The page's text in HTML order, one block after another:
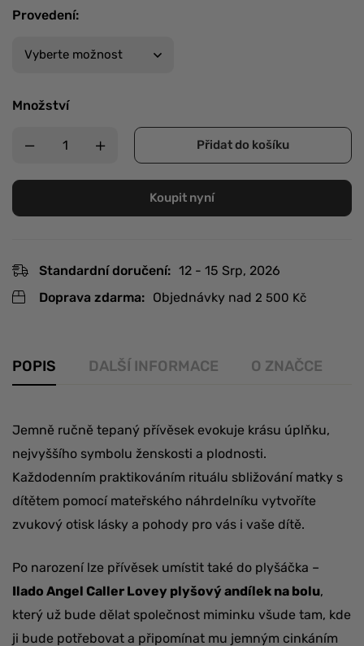
Provedení:
Množství
Přidat do košíku
Koupit nyní
Standardní doručení: 12 - 15 Srp, 2026
Doprava zdarma: Objednávky nad 2 500 Kč
POPIS DALŠÍ INFORMACE O ZNAČCE
Jemně ručně tepaný přívěsek evokuje krásu úplňku,
nejvyššího symbolu ženskosti a plodnosti.
Každodenním praktikováním rituálu sbližování matky s
dítětem pomocí mateřského náhrdelníku vytvoříte
zvukový otisk lásky a pohody pro vás i vaše dítě.
Po narození lze přívěsek umístit také do plyšáčka –
Ilado Angel Caller Lovey plyšový andílek na bolu,
který už bude dělat společnost miminku všude tam, kde
ji bude potřebovat a připomínat mu jemným cinkáním